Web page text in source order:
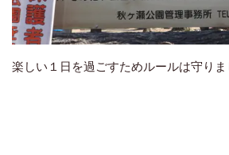
楽しい１日を過ごすためルールは守りま